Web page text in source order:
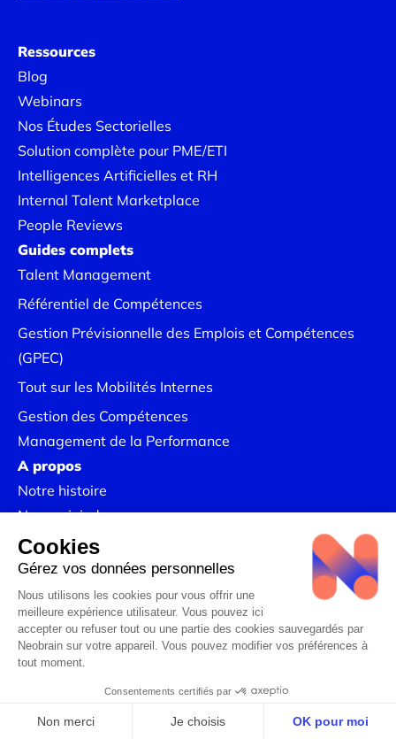
Ressources
Blog
Webinars
Nos Études Sectorielles
Solution complète pour PME/ETI
Intelligences Artificielles et RH
Internal Talent Marketplace
People Reviews
Guides complets
Talent Management
Référentiel de Compétences
Gestion Prévisionnelle des Emplois et Compétences
(GPEC)
Tout sur les Mobilités Internes
Gestion des Compétences
Management de la Performance
A propos
Notre histoire
Nous rejoindre
Nos Success Stories
Mentions légales
Politique de Confidentialité
Linkedin
Politique RSE